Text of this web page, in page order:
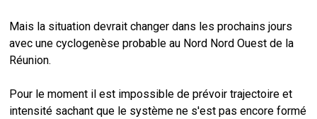
Mais la situation devrait changer dans les prochains jours
avec une cyclogenèse probable au Nord Nord Ouest de la
Réunion.
Pour le moment il est impossible de prévoir trajectoire et
intensité sachant que le système ne s'est pas encore formé